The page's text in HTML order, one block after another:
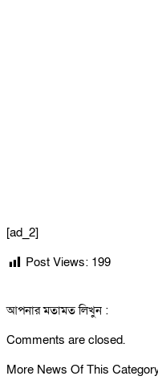
[ad_2]
Post Views: 199
আপনার মতামত লিখুন :
Comments are closed.
More News Of This